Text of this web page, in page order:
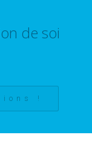
de soi
!